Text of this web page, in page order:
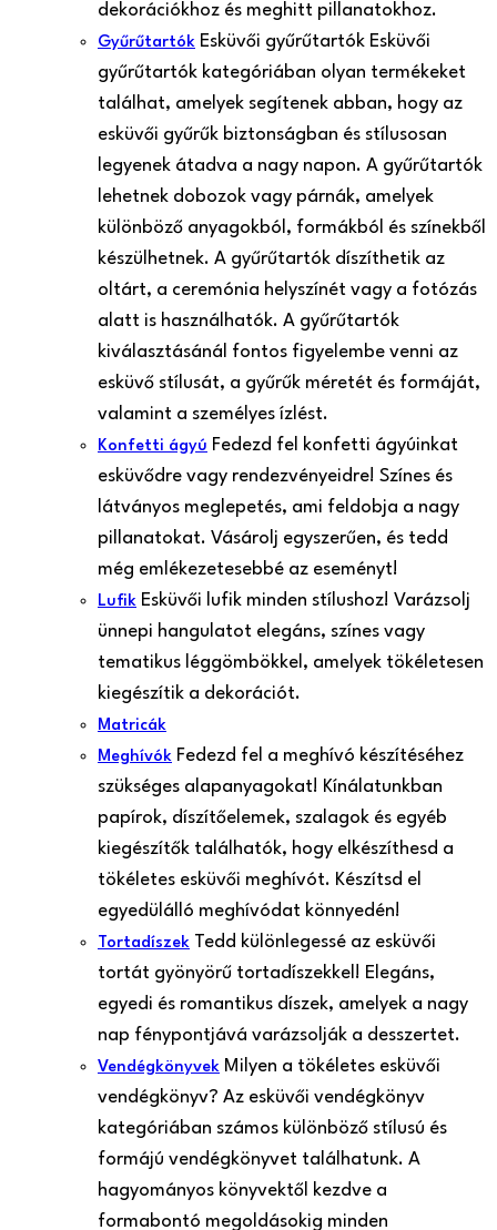
dekorációkhoz és meghitt pillanatokhoz.
Gyűrűtartók Esküvői gyűrűtartók Esküvői
gyűrűtartók kategóriában olyan termékeket
találhat, amelyek segítenek abban, hogy az
esküvői gyűrűk biztonságban és stílusosan
legyenek átadva a nagy napon. A gyűrűtartók
lehetnek dobozok vagy párnák, amelyek
különböző anyagokból, formákból és színekből
készülhetnek. A gyűrűtartók díszíthetik az
oltárt, a ceremónia helyszínét vagy a fotózás
alatt is használhatók. A gyűrűtartók
kiválasztásánál fontos figyelembe venni az
esküvő stílusát, a gyűrűk méretét és formáját,
valamint a személyes ízlést.
Konfetti ágyú Fedezd fel konfetti ágyúinkat
esküvődre vagy rendezvényeidre! Színes és
látványos meglepetés, ami feldobja a nagy
pillanatokat. Vásárolj egyszerűen, és tedd
még emlékezetesebbé az eseményt!
Lufik Esküvői lufik minden stílushoz! Varázsolj
ünnepi hangulatot elegáns, színes vagy
tematikus léggömbökkel, amelyek tökéletesen
kiegészítik a dekorációt.
Matricák
Meghívók Fedezd fel a meghívó készítéséhez
szükséges alapanyagokat! Kínálatunkban
papírok, díszítőelemek, szalagok és egyéb
kiegészítők találhatók, hogy elkészíthesd a
tökéletes esküvői meghívót. Készítsd el
egyedülálló meghívódat könnyedén!
Tortadíszek Tedd különlegessé az esküvői
tortát gyönyörű tortadíszekkel! Elegáns,
egyedi és romantikus díszek, amelyek a nagy
nap fénypontjává varázsolják a desszertet.
Vendégkönyvek Milyen a tökéletes esküvői
vendégkönyv? Az esküvői vendégkönyv
kategóriában számos különböző stílusú és
formájú vendégkönyvet találhatunk. A
hagyományos könyvektől kezdve a
formabontó megoldásokig minden